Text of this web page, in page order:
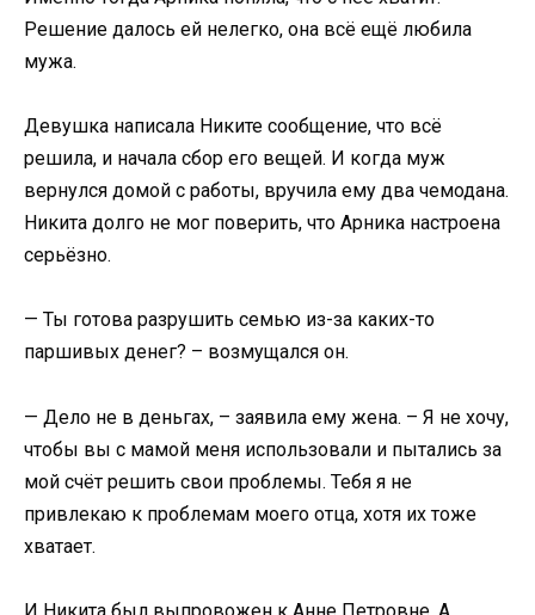
Решение далось ей нелегко, она всё ещё любила
мужа.
Девушка написала Никите сообщение, что всё
решила, и начала сбор его вещей. И когда муж
вернулся домой с работы, вручила ему два чемодана.
Никита долго не мог поверить, что Арника настроена
серьёзно.
— Ты готова разрушить семью из-за каких-то
паршивых денег? – возмущался он.
— Дело не в деньгах, – заявила ему жена. – Я не хочу,
чтобы вы с мамой меня использовали и пытались за
мой счёт решить свои проблемы. Тебя я не
привлекаю к проблемам моего отца, хотя их тоже
хватает.